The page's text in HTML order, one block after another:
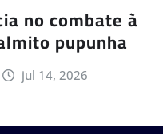
no combate à
pupunha
jul 14, 2026